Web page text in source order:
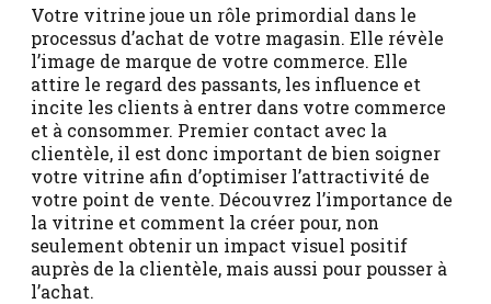
Votre vitrine joue un rôle primordial dans le
processus d’achat de votre magasin. Elle révèle
l’image de marque de votre commerce. Elle
attire le regard des passants, les influence et
incite les clients à entrer dans votre commerce
et à consommer. Premier contact avec la
clientèle, il est donc important de bien soigner
votre vitrine afin d’optimiser l’attractivité de
votre point de vente. Découvrez l’importance de
la vitrine et comment la créer pour, non
seulement obtenir un impact visuel positif
auprès de la clientèle, mais aussi pour pousser à
l’achat.